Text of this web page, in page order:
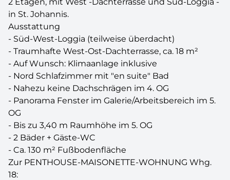
in St. Johannis.
Ausstattung
- Süd-West-Loggia (teilweise überdacht)
- Traumhafte West-Ost-Dachterrasse, ca. 18 m²
- Auf Wunsch: Klimaanlage inklusive
- Nord Schlafzimmer mit "en suite" Bad
- Nahezu keine Dachschrägen im 4. OG
- Panorama Fenster im Galerie/Arbeitsbereich im 5.
OG
- Bis zu 3,40 m Raumhöhe im 5. OG
- 2 Bäder + Gäste-WC
- Ca. 130 m² Fußbodenfläche
Zur PENTHOUSE-MAISONETTE-WOHNUNG Whg.
18: